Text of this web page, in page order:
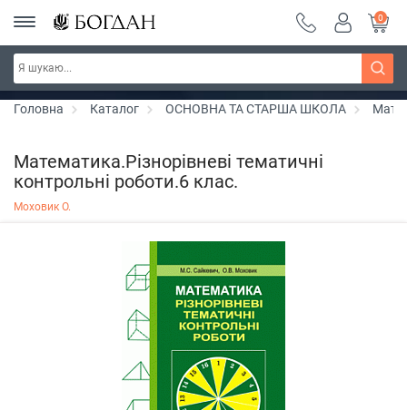
РОЗПРОДАЖ ~ 150 грн ~ 200 грн ~ 250 грн ~
300 грн ~ РОЗПРОДАЖ
Дізнатись більше
0
Головна Каталог ОСНОВНА ТА СТАРША ШКОЛА
Математика.Різнорівневі тематичні
контрольні роботи.6 клас.
Моховик О.